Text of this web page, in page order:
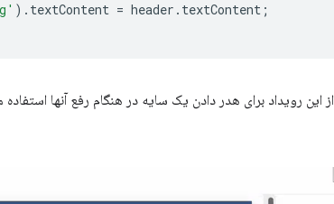
). textContent = header . textContent ;
از این رویداد برای هدر دادن یک سایه در هنگام رفع آنها